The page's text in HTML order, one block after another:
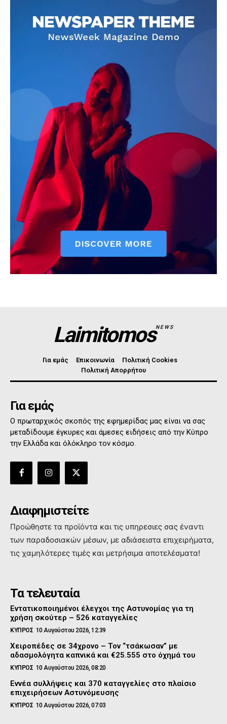
LaimitomosNEWS
Για εμάς Επικοινωνία
Πολιτική Cookies
Πολιτική Απορρήτου
Για εμάς
Ο πρωταρχικός σκοπός της εφημερίδας μας είναι να σας
μεταδίδουμε έγκυρες και άμεσες ειδήσεις από την Κύπρο
την Ελλάδα και όλόκληρο τον κόσμο.
Διαφημιστείτε
Προώθηστε τα προϊόντα και τις υπηρεσιες σας έναντι
των παραδοσιακών μέσων, με αδιάσειστα επιχειρήματα,
τις χαμηλότερες τιμές και μετρήσιμα αποτελέσματα!
Τα τελευταία
Εντατικοποιημένοι έλεγχοι της Αστυνομίας για τη
χρήση σκούτερ – 526 καταγγελίες
ΚΥΠΡΟΣ 10 Αυγούστου 2026, 12:39
Χειροπέδες σε 34χρονο – Τον “τσάκωσαν” με
αδασμολόγητα καπνικά και €25.555 στο όχημά του
ΚΥΠΡΟΣ 10 Αυγούστου 2026, 08:20
Εννέα συλλήψεις και 370 καταγγελίες στο πλαίσιο
επιχειρήσεων Αστυνόμευσης
ΚΥΠΡΟΣ 10 Αυγούστου 2026, 07:03